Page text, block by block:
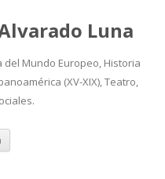
Luna
del Mundo Europeo, Historia
(XV-XIX), Teatro,
Ir
contenido